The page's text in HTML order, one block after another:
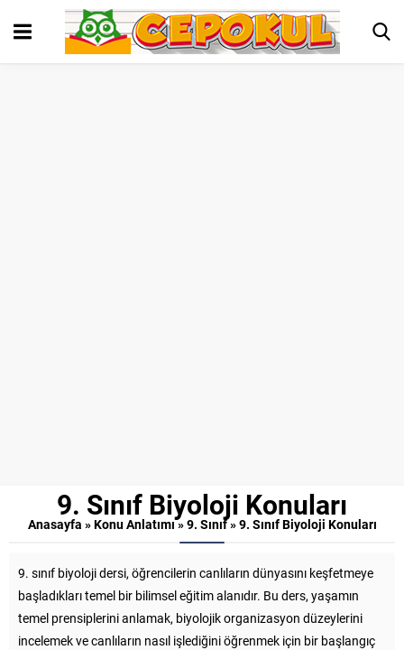
9. Sınıf Biyoloji Konuları
Anasayfa »Konu Anlatımı»9. Sınıf»9. Sınıf Biyoloji Konuları
9. sınıf biyoloji dersi, öğrencilerin canlıların dünyasını keşfetmeye
başladıkları temel bir bilimsel eğitim alanıdır. Bu ders, yaşamın
temel prensiplerini anlamak, biyolojik organizasyon düzeylerini
incelemek ve canlıların nasıl işlediğini öğrenmek için bir başlangıç